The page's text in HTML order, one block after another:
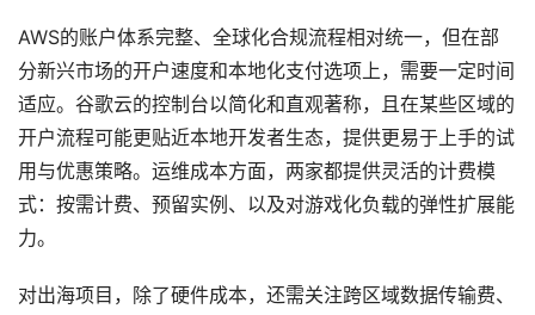
AWS的账户体系完整、全球化合规流程相对统一，但在部
分新兴市场的开户速度和本地化支付选项上，需要一定时间
适应。谷歌云的控制台以简化和直观著称，且在某些区域的
开户流程可能更贴近本地开发者生态，提供更易于上手的试
用与优惠策略。运维成本方面，两家都提供灵活的计费模
式：按需计费、预留实例、以及对游戏化负载的弹性扩展能
力。
对出海项目，除了硬件成本，还需关注跨区域数据传输费、